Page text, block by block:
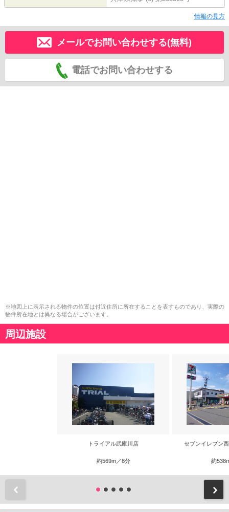
情報の見方
メールでお問い合わせする(無料)
電話でお問い合わせする
※地図上に表示される物件の位置は付近住所に所在することを表すものであり、実際の
物件所在地とは異なる場合がございます。
周辺施設
トライアル武庫川店
約569m／8分
セブンイレブン
約